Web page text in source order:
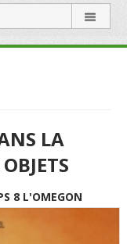
LA
8 L'OMEGON